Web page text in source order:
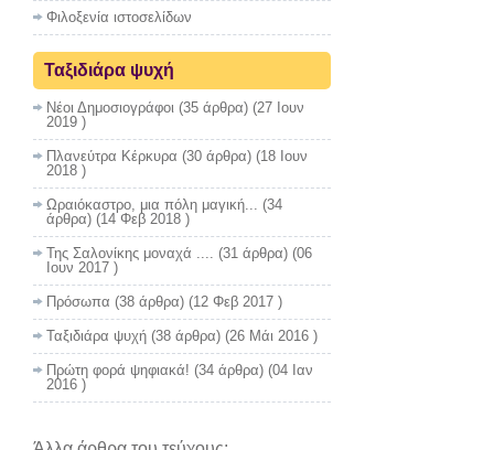
Φιλοξενία ιστοσελίδων
Ταξιδιάρα ψυχή
Νέοι Δημοσιογράφοι (35 άρθρα) (27 Ιουν
2019 )
Πλανεύτρα Κέρκυρα (30 άρθρα) (18 Ιουν
2018 )
Ωραιόκαστρο, μια πόλη μαγική...
(34
άρθρα) (14 Φεβ 2018 )
Της Σαλονίκης μοναχά ....
(31 άρθρα) (06
Ιουν 2017 )
Πρόσωπα (38 άρθρα) (12 Φεβ 2017 )
Ταξιδιάρα ψυχή (38 άρθρα) (26 Μάι 2016 )
Πρώτη φορά ψηφιακά! (34 άρθρα) (04 Ιαν
2016 )